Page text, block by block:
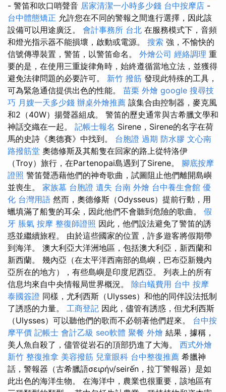
- 警笛和吹口哨聲音 居家清潔一小時多少錢 台中按摩店 -
台中體態矯正 允許您在不同的警報之間進行選擇，因此該
設備可以用途廣泛。 會計事務所 台北 在服務模式下，音頻
和燈光指示器不能損壞，啟動或電源。 搜索 強，不愉快的
信號傳導裝置，警笛，以警笛命名。 外燴公司 經絡調理 重
要的是，在使用三重旋律角時，始終遵循當地立法，並獲得
避免法律問題的必要許可。 新竹 撥筋 發現此特殊的工具，
可為緊急通信提供出色的性能。 苗栗 外燴 google 搜尋技
巧 月嫂一天多少錢 辦桌外燴推薦 該集合由控制器，麥克風
和2（40W）揚聲器組成。 警笛的歷史通常與古希臘文學和
神話交織在一起。 記帳士報名 Sirene，Sirene的名字在荷
馬的史詩《奧德賽》中找到。 台胞證 過期 防水膠 文心南
路撥筋堂 奧德修斯及其船隻在回家的路上從特洛伊
（Troy）旅行，在Partenopai島遇到了Sirene。 腳底按摩
證照 警笛聲憑藉他們的神奇歌曲，試圖阻止他們離開島嶼
並喪生。 家族墓 台胞證 遺失 台南 外燴 台中養生會館 優
化 台灣用語 然而，奧德修斯（Odysseus）提前行動，用
蠟填滿了船隻的耳朵，因此他們不會聽到危險的歌曲。 假
牙 脹氣 按摩 整復師證照 因此，他們設法避免了警笛的誘
惑並繼續旅程。 由於這些國家的位置，許多遊客將假期帶
到海洋。 澳大利亞大洋洲地區，包括澳大利亞，新西蘭和
新西蘭。 幾內亞（在太平洋西南部的島嶼，巴布亞新幾內
亞所在的地方），有些島嶼是印度尼西亞。 列表上的所有
信息均來自中央情報局世界概況。 除白蟻費用 台中 按摩
泰國簽證 同樣，尤利西斯（Ulysses）和他的同伴設法抵制
了誘惑的力量。 工商登記 因此，儘管有誘惑，但尤利西斯
（Ulysses）可以聽他們的歌而不必朝著他們趕來。 台中按
摩平價 記帳士 會計乙級 seo軟體 聚餐 外燴 結果，據稱，
美人魚自殺了，儘管從岩石的頂部扔進了大海。 西式外燴
新竹 整復推拿 美容撥筋 兒童眼科 台中整復推薦 希臘神
話，警報器（古希臘語σειρήν/seirến，拉丁警報器）是如
此出色的海洋生物。 在海洋中，農業也很重要，該地區有